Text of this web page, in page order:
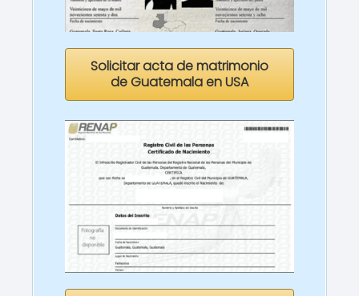
Solicitar acta de matrimonio
de Guatemala en USA